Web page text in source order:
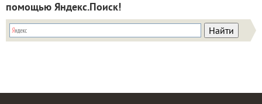
помощью Яндекс.Поиск!